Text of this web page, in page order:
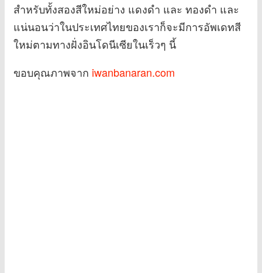
สำหรับทั้งสองสีใหม่อย่าง แดงดำ และ ทองดำ และ
แน่นอนว่าในประเทศไทยของเราก็จะมีการอัพเดทสี
ใหม่ตามทางฝั่งอินโดนีเซียในเร็วๆ นี้
ขอบคุณภาพจาก iwanbanaran.com